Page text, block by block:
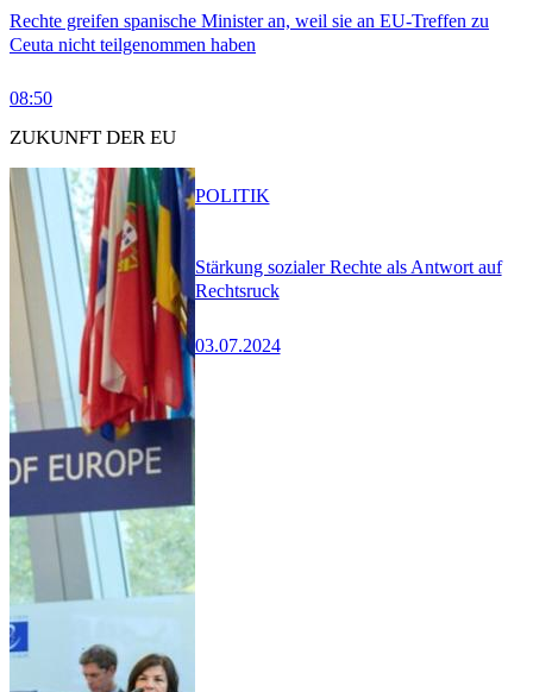
Rechte greifen spanische Minister an, weil sie an EU-Treffen zu
Ceuta nicht teilgenommen haben
08:50
ZUKUNFT DER EU
Stärkung sozialer Rechte als Antwort auf
Rechtsruck
03.07.2024
POLITIK